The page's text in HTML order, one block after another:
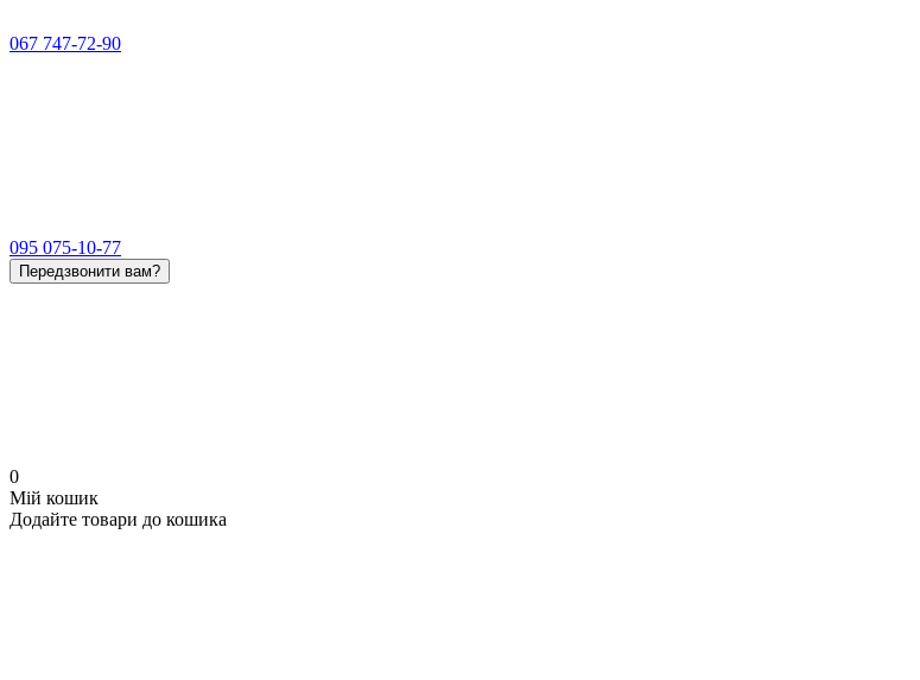
067 747-72-90
095 075-10-77
Передзвонити вам?
0
Мій кошик
Додайте товари до кошика